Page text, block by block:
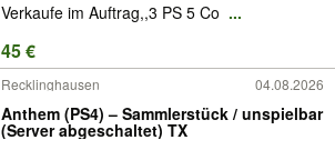
Verkaufe im Auftrag,,3 PS 5 Co ...
45 €
Recklinghausen 04.08.2026
Anthem (PS4) – Sammlerstück / unspielbar
(Server abgeschaltet) TX